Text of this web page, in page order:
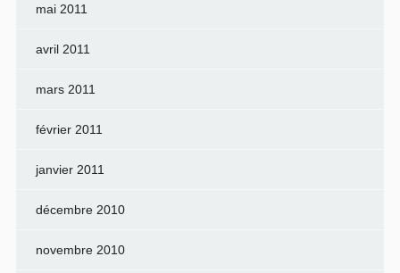
mai 2011
avril 2011
mars 2011
février 2011
janvier 2011
décembre 2010
novembre 2010